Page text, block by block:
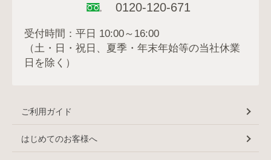
0120-120-671
受付時間：平日 10:00～16:00
（土・日・祝日、夏季・年末年始等の当社休業
日を除く）
ご利用ガイド
はじめてのお客様へ